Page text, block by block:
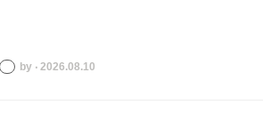
by ‧ 2026.08.10